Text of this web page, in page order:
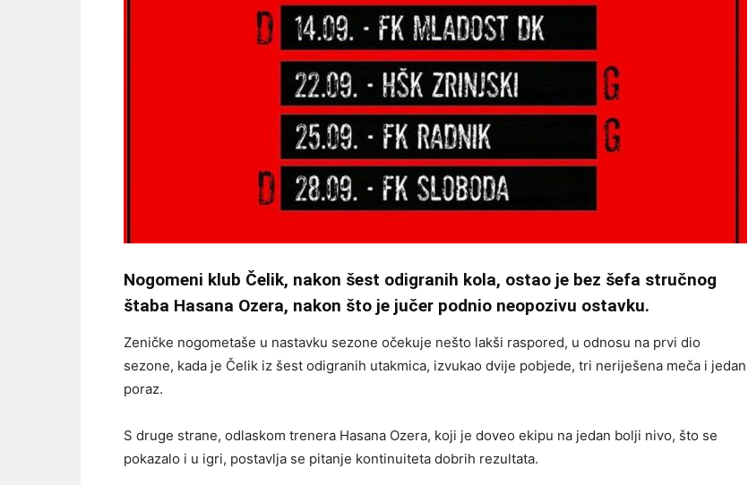
Nogomeni klub Čelik, nakon šest odigranih kola, ostao je bez šefa stručnog
štaba Hasana Ozera, nakon što je jučer podnio neopozivu ostavku.
Zeničke nogometaše u nastavku sezone očekuje nešto lakši raspored, u odnosu na prvi dio
sezone, kada je Čelik iz šest odigranih utakmica, izvukao dvije pobjede, tri neriješena meča i jedan
poraz.
S druge strane, odlaskom trenera Hasana Ozera, koji je doveo ekipu na jedan bolji nivo, što se
pokazalo i u igri, postavlja se pitanje kontinuiteta dobrih rezultata.